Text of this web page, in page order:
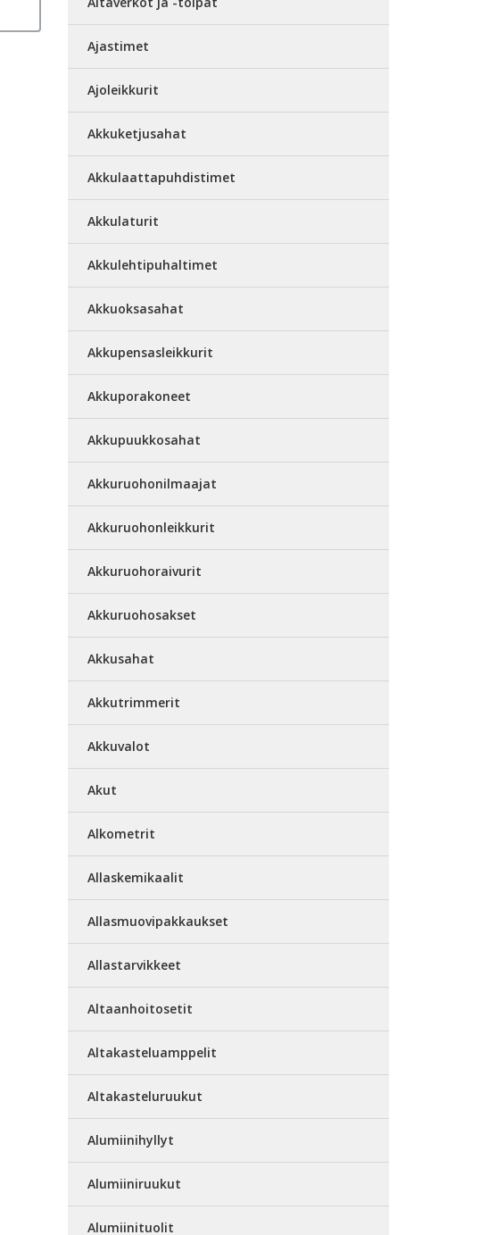
Ajastimet
Ajoleikkurit
Akkuketjusahat
Akkulaattapuhdistimet
Akkulaturit
Akkulehtipuhaltimet
Akkuoksasahat
Akkupensasleikkurit
Akkuporakoneet
Akkupuukkosahat
Akkuruohonilmaajat
Akkuruohonleikkurit
Akkuruohoraivurit
Akkuruohosakset
Akkusahat
Akkutrimmerit
Akkuvalot
Akut
Alkometrit
Allaskemikaalit
Allasmuovipakkaukset
Allastarvikkeet
Altaanhoitosetit
Altakasteluamppelit
Altakasteluruukut
Alumiinihyllyt
Alumiiniruukut
Alumiinituolit